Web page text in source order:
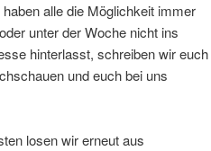
alle die Möglichkeit immer
unter der Woche nicht ins
hinterlasst, schreiben wir euch
und euch bei uns
losen wir erneut aus